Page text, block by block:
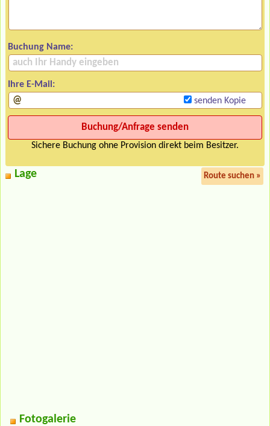
Buchung Name:
Ihre E-Mail:
senden Kopie
Sichere Buchung ohne Provision direkt beim Besitzer.
Lage Route suchen »
Fotogalerie